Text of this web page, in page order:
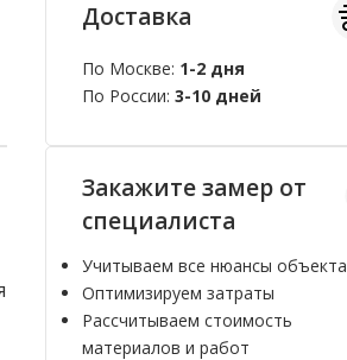
Доставка
По Москве: 1-2 дня
По России: 3-10 дней
Закажите замер от
специалиста
Учитываем все нюансы объекта
Оптимизируем затраты
Рассчитываем стоимость
материалов и работ